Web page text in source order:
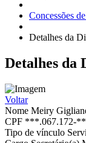
Concessões
Detalhes da
Detalhes da
Voltar
Nome Meiry
CPF ***.067.172-**
Tipo de vínculo